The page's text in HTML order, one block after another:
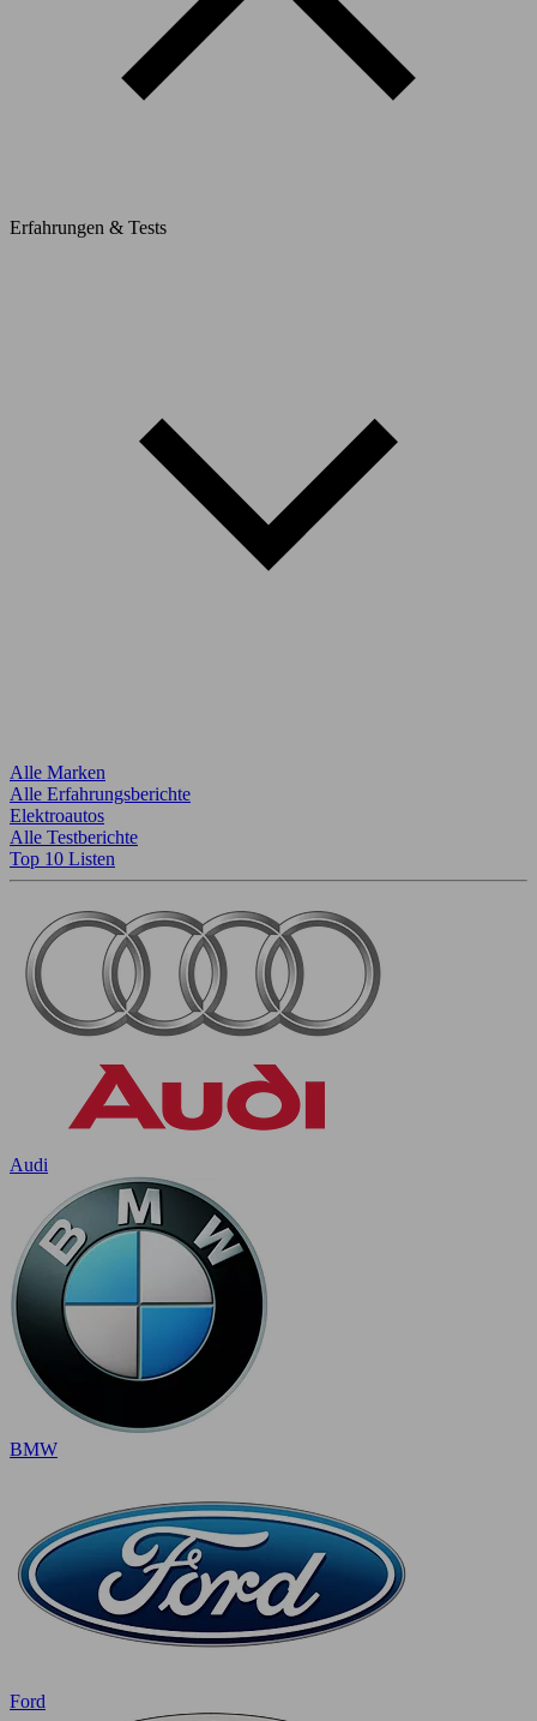
Erfahrungen & Tests
Alle Marken
Alle Erfahrungsberichte
Elektroautos
Alle Testberichte
Top 10 Listen
Audi
BMW
Ford